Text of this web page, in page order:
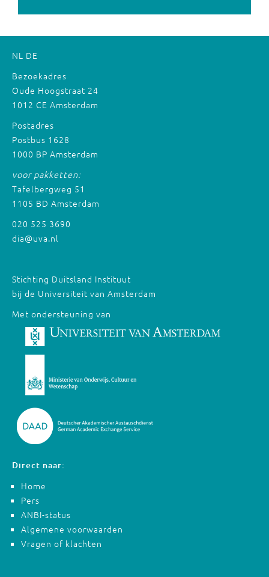
NL DE
Bezoekadres
Oude Hoogstraat 24
1012 CE Amsterdam
Postadres
Postbus 1628
1000 BP Amsterdam
voor pakketten:
Tafelbergweg 51
1105 BD Amsterdam
020 525 3690
dia@uva.nl
Stichting Duitsland Instituut
bij de Universiteit van Amsterdam
Met ondersteuning van
Direct naar:
Home
Pers
ANBI-status
Algemene voorwaarden
Vragen of klachten